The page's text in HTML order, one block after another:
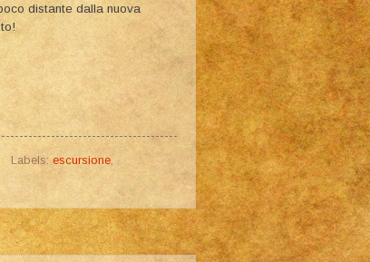
distante dalla nuova
Labels:escursione,